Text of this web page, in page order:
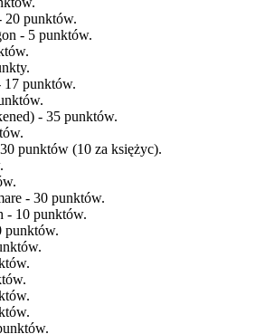
20 punktów.
- 5 punktów.
17 punktów.
- 35 punktów.
punktów (10 za księżyc).
- 30 punktów.
- 10 punktów.
punktów.